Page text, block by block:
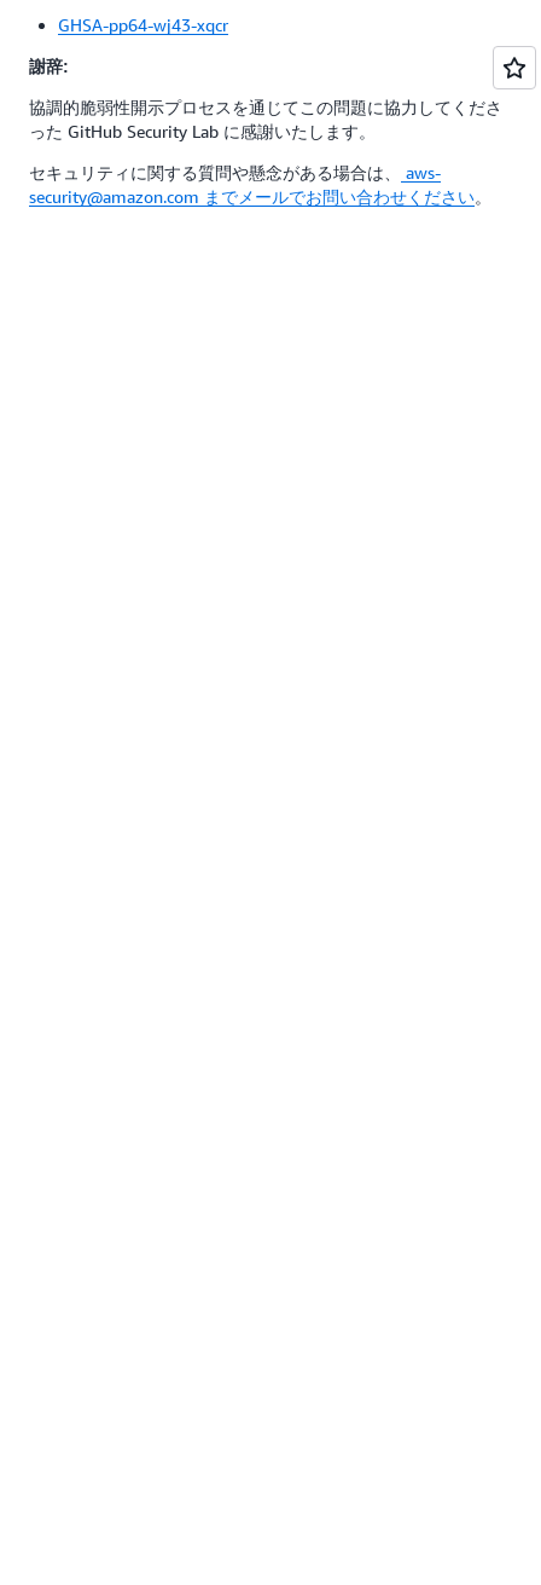
GHSA-pp64-wj43-xqcr
謝辞:
協調的脆弱性開示プロセスを通じてこの問題に協力してくださ
った GitHub Security Lab に感謝いたします。
セキュリティに関する質問や懸念がある場合は、
aws-
security@amazon.com までメールでお問い合わせください。